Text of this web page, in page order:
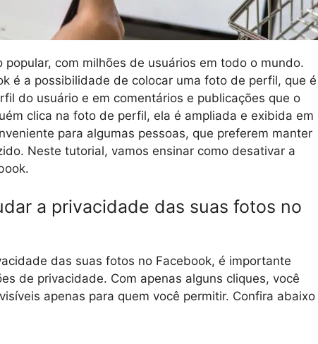
com milhões de usuários em todo o mundo.
é a possibilidade de colocar uma foto de perfil, que é
do usuário e em comentários e publicações que o
clica na foto de perfil, ela é ampliada e exibida em
para algumas pessoas, que preferem manter
Neste tutorial, vamos ensinar como desativar a
a privacidade das suas fotos no
das suas fotos no Facebook, é importante
de privacidade. Com apenas alguns cliques, você
apenas para quem você permitir. Confira abaixo